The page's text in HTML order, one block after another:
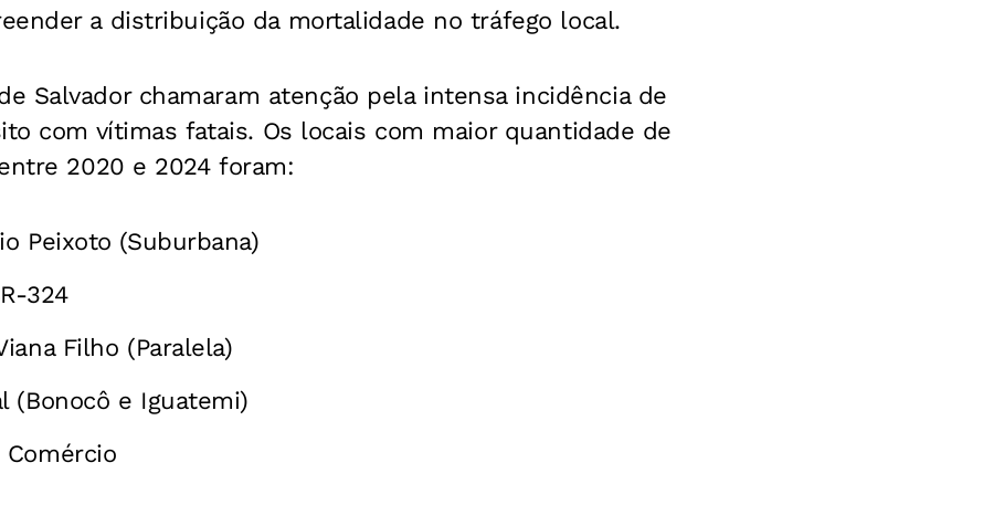
a distribuição da mortalidade no tráfego local.
Salvador chamaram atenção pela intensa incidência de
com vítimas fatais. Os locais com maior quantidade de
2020 e 2024 foram:
Peixoto (Suburbana)
324
Filho (Paralela)
(Bonocô e Iguatemi)
Comércio